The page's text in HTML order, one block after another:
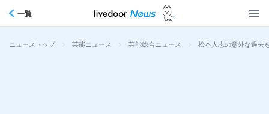
一覧
ニューストップ > 芸能ニュース > 芸能総合ニュース > 松本人志の意外な過去